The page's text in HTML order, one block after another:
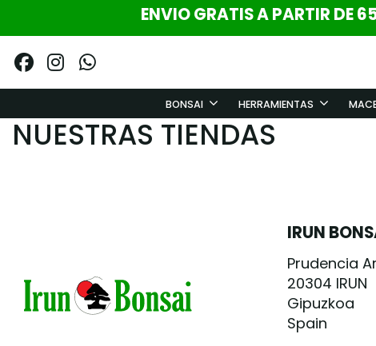
ENVIO GRATIS A PARTIR DE
BONSAI HERRAMIENTAS
NUESTRAS TIENDAS
IRUN
Prudencia
20304 IRUN
Gipuzkoa
Spain